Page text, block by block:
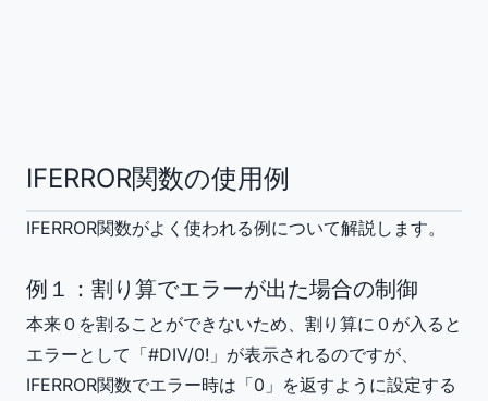
IFERROR関数の使用例
IFERROR関数がよく使われる例について解説します。
例１：割り算でエラーが出た場合の制御
本来０を割ることができないため、割り算に０が入ると
エラーとして「#DIV/0!」が表示されるのですが、
IFERROR関数でエラー時は「0」を返すように設定する